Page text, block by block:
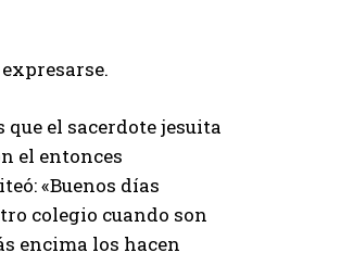
el sacerdote jesuita
el entonces
«Buenos días
colegio cuando son
encima los hacen